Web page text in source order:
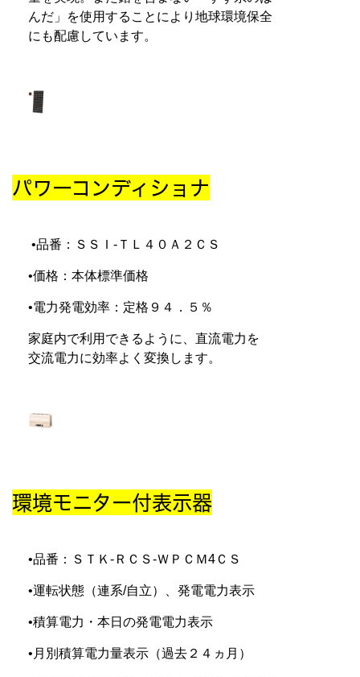
んだ」を使用することにより地球環境保全
にも配慮しています。
パワーコンディショナ
•品番：ＳＳＩ-ＴＬ４０Ａ２ＣＳ
•価格：本体標準価格
•電力発電効率：定格９４．５％
家庭内で利用できるように、直流電力を
交流電力に効率よく変換します。
環境モニター付表示器
•品番：ＳＴＫ-ＲＣＳ-ＷＰＣＭ4ＣＳ
•運転状態（連系/自立）、発電電力表示
•積算電力・本日の発電電力表示
•月別積算電力量表示（過去２４ヵ月）